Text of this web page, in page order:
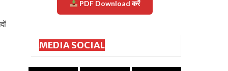
PDF Download करें
MEDIA SOCIAL